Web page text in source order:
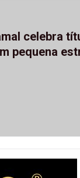
celebra
pequena